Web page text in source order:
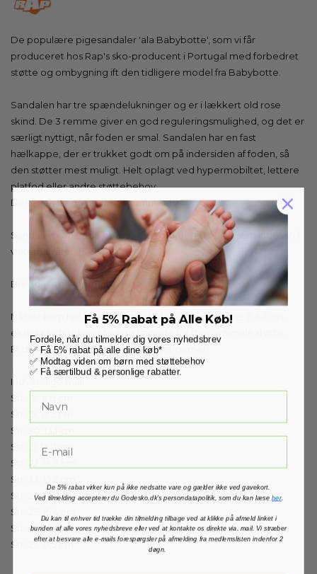
De populære pigesandaler 'ala Babybotte', som vi får
produceret hos Rap's sko-producent i Portugal med forbedret
støtte og ombygning ift den tidligere model fra Babybotte.
Sandalen har tre spændelukninger og er i lækkert old rose
skind. De 3 remme giver en god reguleringsmulighed, og det er
særligt nyttigt, når foden er smal. Sandalen har en fast
hælkappe, der er trukket godt om på indersiden af foden, så
den støtter mest muligt. Helt oplagt ved hypermobiltet, lettere
platfod eller andre støttebehov.
Der er en let og fleksibel gummisål.
Sandalen kan både bruges om sommeren - eller som indesko i
vinterhalvåret. (3-REM)
Bredde: smal-normal.
Når dit barn har særlige støttebehov, skal du regne 0,5-1 cm.
ekstra plads udover fodens længde for den optimale støtte.
Er du i tvivl, så vejleder vi dig meget gerne!
Indvendige mål:
Str. 18: 11,8 cm
Str. 19: 12,5 cm
Str. 20: 13,1 cm
Str. 21: 13,7 cm
Str. 22: 14,3 cm
Str. 23: 15,2 cm
Str. 24: 15,8 cm
Str. 25: 16,4 cm
Str. 26: 16,8 cm
Str. 27: 17,5 cm
Få 5% Rabat på Alle Køb!
Fordele, når du tilmelder dig vores nyhedsbrev
✅ Få 5% rabat på alle dine køb*
✅ Modtag viden om børn med støttebehov
✅ Få særtilbud & personlige rabatter.
De 5% rabat virker kun på ikke nedsatte vare og gælder ikke ved gavekort.
Ved tilmelding accepterer du Godesko.dk's persondatapolitik, som du kan læseher.
Du kan til enhver tid trække din tilmelding tilbage ved at klikke på afmeld linket i
bunden af alle vores nyhedsbreve eller ved at kontakte os direkte via. mail. Vi stræber
efter at besvare alle e-mails forespørgsler på afmelding fra medlemslisten indenfor 2
døgn.